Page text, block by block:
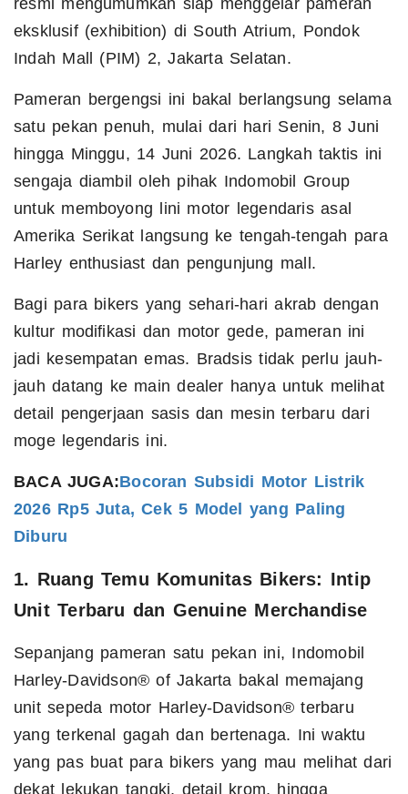
resmi mengumumkan siap menggelar pameran
eksklusif (exhibition) di South Atrium, Pondok
Indah Mall (PIM) 2, Jakarta Selatan.
Pameran bergengsi ini bakal berlangsung selama
satu pekan penuh, mulai dari hari Senin, 8 Juni
hingga Minggu, 14 Juni 2026. Langkah taktis ini
sengaja diambil oleh pihak Indomobil Group
untuk memboyong lini motor legendaris asal
Amerika Serikat langsung ke tengah-tengah para
Harley enthusiast dan pengunjung mall.
Bagi para bikers yang sehari-hari akrab dengan
kultur modifikasi dan motor gede, pameran ini
jadi kesempatan emas. Bradsis tidak perlu jauh-
jauh datang ke main dealer hanya untuk melihat
detail pengerjaan sasis dan mesin terbaru dari
moge legendaris ini.
BACA JUGA:Bocoran Subsidi Motor Listrik
2026 Rp5 Juta, Cek 5 Model yang Paling
Diburu
1. Ruang Temu Komunitas Bikers: Intip
Unit Terbaru dan Genuine Merchandise
Sepanjang pameran satu pekan ini, Indomobil
Harley-Davidson® of Jakarta bakal memajang
unit sepeda motor Harley-Davidson® terbaru
yang terkenal gagah dan bertenaga. Ini waktu
yang pas buat para bikers yang mau melihat dari
dekat lekukan tangki, detail krom, hingga